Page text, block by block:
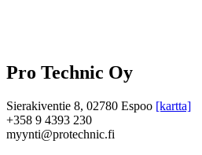
Pro Technic Oy
Sierakiventie 8, 02780 Espoo [kartta]
+358 9 4393 230
myynti@protechnic.fi